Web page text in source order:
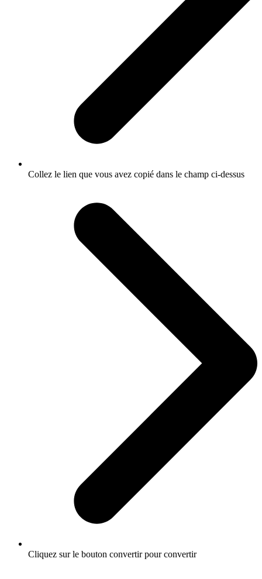
Collez le lien que vous avez copié dans le champ ci-dessus
Cliquez sur le bouton convertir pour convertir